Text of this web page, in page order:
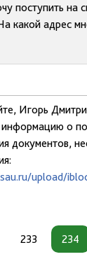
поступить на
какой адрес
Игорь
о
документов,
upload/
233 234